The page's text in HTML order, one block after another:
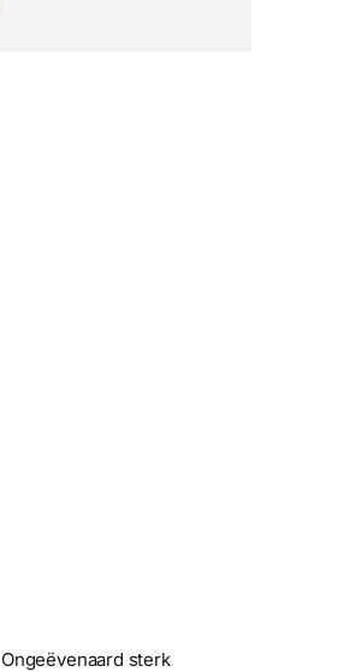
Ongeëvenaard sterk